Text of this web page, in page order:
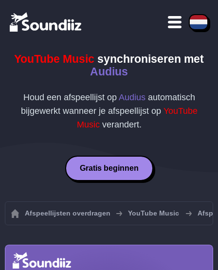
YouTube Music synchroniseren met
Audius
Houd een afspeellijst op Audiusautomatisch
bijgewerkt wanneer je afspeellijst op YouTube
Musicverandert.
Gratis beginnen
Afspeellijsten overdragen YouTube Music